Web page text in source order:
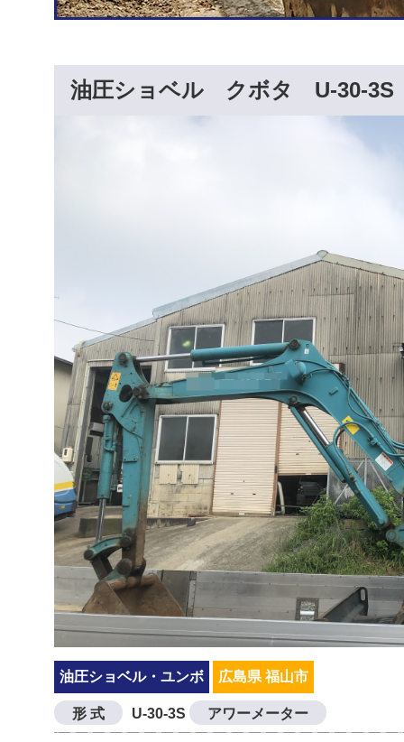
油圧ショベル クボタ U-30-
油圧ショベル・ユンボ 広島県 福山市
形 式 U-30-3S アワーメーター